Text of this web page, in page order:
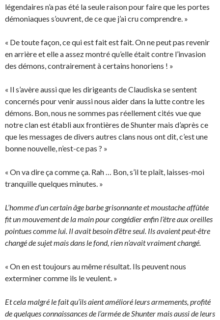
légendaires n’a pas été la seule raison pour faire que les portes
démoniaques s’ouvrent, de ce que j’ai cru comprendre. »
« De toute façon, ce qui est fait est fait. On ne peut pas revenir
en arrière et elle a assez montré qu’elle était contre l’invasion
des démons, contrairement à certains honoriens ! »
« Il s’avère aussi que les dirigeants de Claudiska se sentent
concernés pour venir aussi nous aider dans la lutte contre les
démons. Bon, nous ne sommes pas réellement cités vue que
notre clan est établi aux frontières de Shunter mais d’après ce
que les messages de divers autres clans nous ont dit, c’est une
bonne nouvelle, n’est-ce pas ? »
« On va dire ça comme ça. Rah … Bon, s’il te plaît, laisses-moi
tranquille quelques minutes. »
L’homme d’un certain âge barbe grisonnante et moustache affûtée
fit un mouvement de la main pour congédier enfin l’être aux oreilles
pointues comme lui. Il avait besoin d’être seul. Ils avaient peut-être
changé de sujet mais dans le fond, rien n’avait vraiment changé.
« On en est toujours au même résultat. Ils peuvent nous
exterminer comme ils le veulent. »
Et cela malgré le fait qu’ils aient amélioré leurs armements, profité
de quelques connaissances de l’armée de Shunter mais aussi de leurs